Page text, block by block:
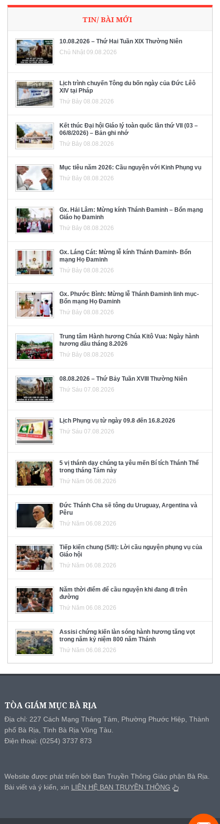
TIN/ BÀI MỚI
10.08.2026 – Thứ Hai Tuần XIX Thường Niên
Chủ Nhật 09.08.2026
Lịch trình chuyến Tông du bốn ngày của Đức Lêô
XIV tại Pháp
Thứ Bảy 08.08.2026
Kết thúc Đại hội Giáo lý toàn quốc lần thứ VII (03 –
06/8/2026) – Bản ghi nhớ
Thứ Bảy 08.08.2026
Mục tiêu năm 2026: Cầu nguyện với Kinh Phụng vụ
Thứ Bảy 08.08.2026
Gx. Hải Lâm: Mừng kính Thánh Đaminh – Bổn mạng
Giáo họ Đaminh
Thứ Bảy 08.08.2026
Gx. Láng Cát: Mừng lễ kính Thánh Đaminh- Bổn
mạng Họ Đaminh
Thứ Bảy 08.08.2026
Gx. Phước Bình: Mừng lễ Thánh Đaminh linh mục-
Bổn mạng Họ Đaminh
Thứ Bảy 08.08.2026
Trung tâm Hành hương Chúa Kitô Vua: Ngày hành
hương đầu tháng 8.2026
Thứ Bảy 08.08.2026
08.08.2026 – Thứ Bảy Tuần XVIII Thường Niên
Thứ Sáu 07.08.2026
Lịch Phụng vụ từ ngày 09.8 đến 16.8.2026
Thứ Sáu 07.08.2026
5 vị thánh dạy chúng ta yêu mến Bí tích Thánh Thể
trong tháng Tám này
Thứ Năm 06.08.2026
Đức Thánh Cha sẽ tông du Uruguay, Argentina và
Pêru
Thứ Năm 06.08.2026
Tiếp kiến chung (5/8): Lời cầu nguyện phụng vụ của
Giáo hội
Thứ Năm 06.08.2026
Năm thời điểm để cầu nguyện khi đang đi trên
đường
Thứ Năm 06.08.2026
Assisi chứng kiến làn sóng hành hương tăng vọt
trong năm kỷ niệm 800 năm Thánh
Thứ Năm 06.08.2026
TÒA GIÁM MỤC BÀ RỊA
Địa chỉ: 227 Cách Mạng Tháng Tám, Phường Phước Hiệp, Thành
phố Bà Rịa, Tỉnh Bà Rịa Vũng Tàu.
Điện thoại: (0254) 3737 873
Website được phát triển bởi Ban Truyền Thông Giáo phận Bà Rịa.
Bài viết và ý kiến, xin LIÊN HỆ BAN TRUYỀN THÔNG